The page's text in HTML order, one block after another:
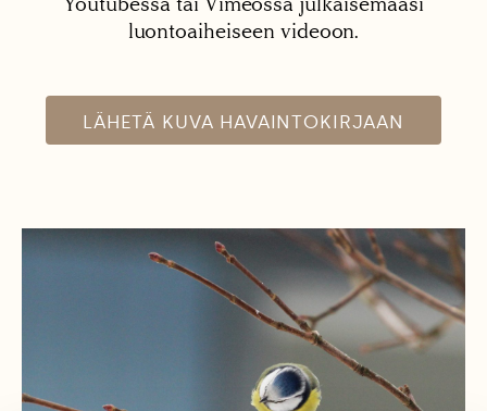
luontoaiheiseen videoon.
LÄHETÄ KUVA HAVAINTOKIRJAAN